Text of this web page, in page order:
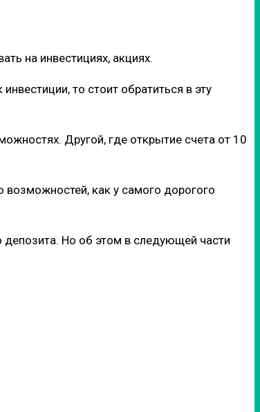
на инвестициях, акциях.
то стоит обратиться в эту
Другой, где открытие счета от 10
возможностей, как у самого дорогого
депозита. Но об этом в следующей части